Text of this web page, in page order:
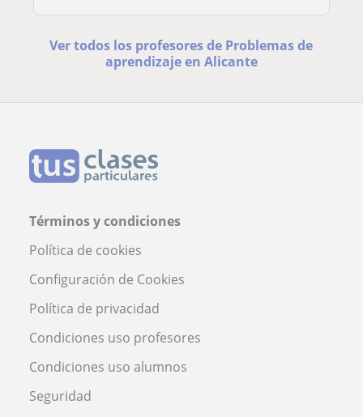
Ver todos los profesores de Problemas de
aprendizaje en Alicante
Términos y condiciones
Política de cookies
Configuración de Cookies
Política de privacidad
Condiciones uso profesores
Condiciones uso alumnos
Seguridad